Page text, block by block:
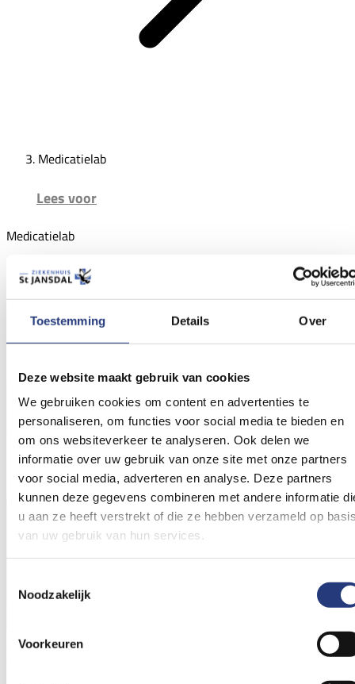
Toestemming Details Over
Deze website maakt gebruik van cookies
We gebruiken cookies om content en advertenties te
personaliseren, om functies voor social media te bieden en
om ons websiteverkeer te analyseren. Ook delen we
informatie over uw gebruik van onze site met onze partners
voor social media, adverteren en analyse. Deze partners
kunnen deze gegevens combineren met andere informatie
u aan ze heeft verstrekt of die ze hebben verzameld op
van uw gebruik van hun services.
Noodzakelijk
Voorkeuren
Medicatielab
Lees voor
Medicatielab
Neem altijd een geldig identiteitsbewijs mee. Ook
kinderen onder de 14 jaar.
Wij onderzoeken waarom medicijnen soms niet goed
werken. Bijvoorbeeld anti-depressiva. Dat doen wij met
moderne technieken.
Over de afdeling
Contactgegevens